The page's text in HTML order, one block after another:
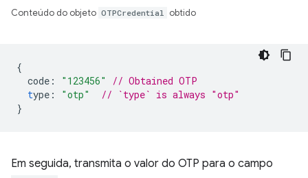
Conteúdo do objeto OTPCredential obtido
{
code : "123456"
// Obtained OTP
type : "otp"
// `type` is always "otp"
}
Em seguida, transmita o valor do OTP para o campo